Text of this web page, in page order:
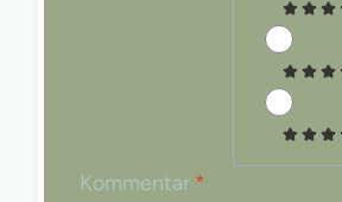
Kommentar *